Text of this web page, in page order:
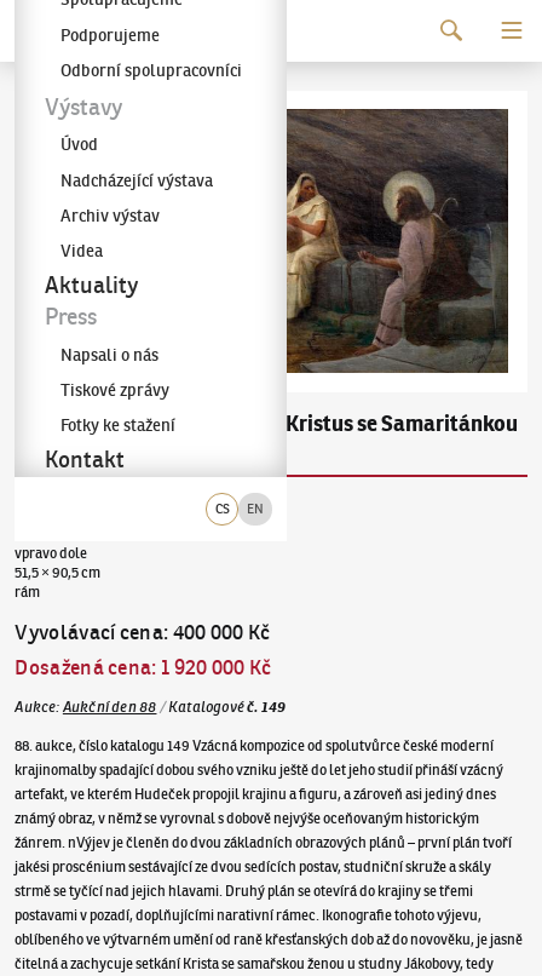
Galerie KODL
CS EN
Podporujeme
Odborní spolupracovníci
Výstavy
Úvod
Nadcházející výstava
Archiv výstav
Videa
Aktuality
Press
Napsali o nás
Tiskové zprávy
Fotky ke stažení
Kontakt
Antonín Hudeček
Kristus se Samaritánkou
u studně
vpravo dole
51,5 × 90,5 cm
rám
Vyvolávací cena:400 000 Kč
Dosažená cena: 1 920 000 Kč
Aukce: Aukční den 88 /Katalogovéč.149
88. aukce, číslo katalogu 149 Vzácná kompozice od spolutvůrce české moderní
krajinomalby spadající dobou svého vzniku ještě do let jeho studií přináší vzácný
artefakt, ve kterém Hudeček propojil krajinu a figuru, a zároveň asi jediný dnes
známý obraz, v němž se vyrovnal s dobově nejvýše oceňovaným historickým
žánrem. nVýjev je členěn do dvou základních obrazových plánů – první plán tvoří
jakési proscénium sestávající ze dvou sedících postav, studniční skruže a skály
strmě se tyčící nad jejich hlavami. Druhý plán se otevírá do krajiny se třemi
postavami v pozadí, doplňujícími narativní rámec. Ikonografie tohoto výjevu,
oblíbeného ve výtvarném umění od raně křesťanských dob až do novověku, je jasně
čitelná a zachycuje setkání Krista se samařskou ženou u studny Jákobovy, tedy